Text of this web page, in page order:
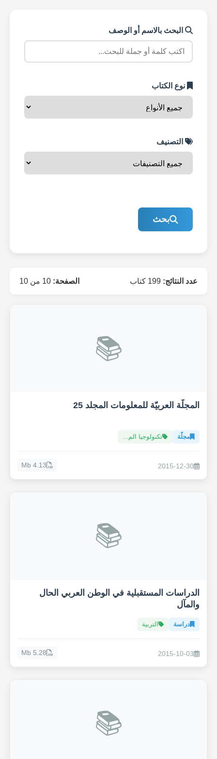
البحث بالاسم أو الوصف
نوع الكتاب
التصنيف
بحث
عدد النتائج: الصفحة:
📚
المجلّة العربيّة للمعلومات المجلد 25
مجلّة تكنولوجيا الم...
2015-12-30
4.13 Mb
📚
الدراسات المستقبلية في الوطن العربي الحال
والمآل
دراسة التربية
2015-10-03
5.28 Mb
📚